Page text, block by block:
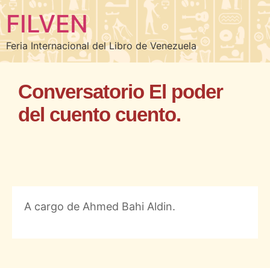
FILVEN
Feria Internacional del Libro de Venezuela
Conversatorio El poder
del cuento cuento.
A cargo de Ahmed Bahi Aldin.